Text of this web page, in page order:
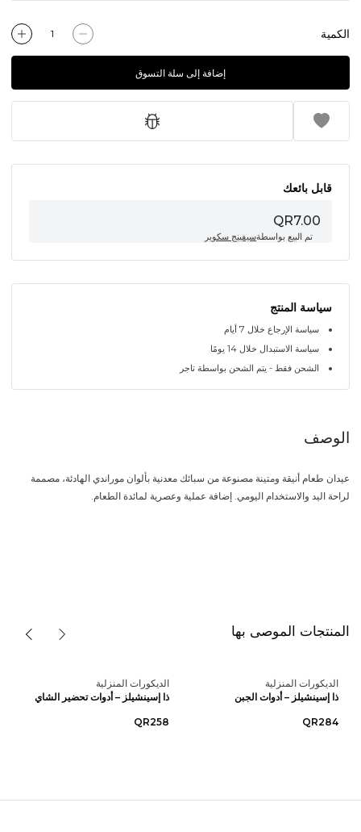
الكمية
إضافة إلى سلة التسوق
قابل بائعك
QR7.00
تم البيع بواسطةسيفينج سكوير
سياسة المنتج
سياسة الإرجاع خلال 7 أيام
سياسة الاستبدال خلال 14 يومًا
الشحن فقط - يتم الشحن بواسطة تاجر
الوصف
عيدان طعام أنيقة ومتينة مصنوعة من سبائك معدنية بألوان موراندي الهادئة، مصممة
لراحة اليد والاستخدام اليومي. إضافة عملية وعصرية لمائدة الطعام.
المنتجات الموصى بها
الديكورات المنزلية
ذا إسينشيلز – أدوات الجبن
QR284
الديكورات المنزلية
ذا إسينشيلز – أدوات تحضير الشاي
QR258